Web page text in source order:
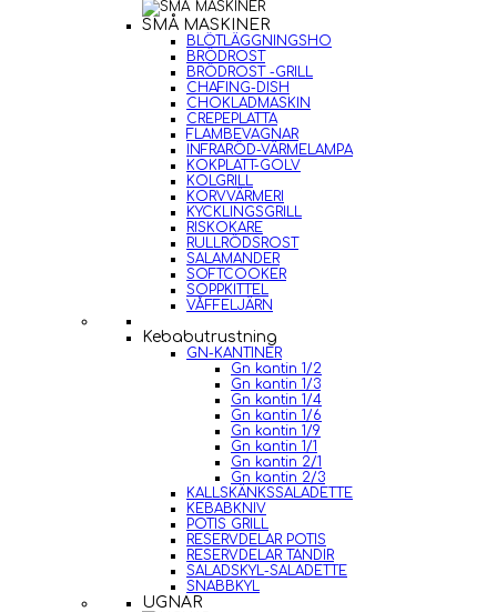
SMÅ MASKINER
BLÖTLÄGGNINGSHO
BRÖDROST
BRÖDROST -GRILL
CHAFING-DISH
CHOKLADMASKIN
CREPEPLATTA
FLAMBEVAGNAR
INFRARÖD-VÄRMELAMPA
KOKPLATT-GOLV
KOLGRILL
KORVVÄRMERI
KYCKLINGSGRILL
RISKOKARE
RULLRÖDSROST
SALAMANDER
SOFTCOOKER
SOPPKITTEL
VÅFFELJÄRN
Kebabutrustning
GN-KANTINER
Gn kantin 1/2
Gn kantin 1/3
Gn kantin 1/4
Gn kantin 1/6
Gn kantin 1/9
Gn kantin 1/1
Gn kantin 2/1
Gn kantin 2/3
KALLSKÄNKSSALADETTE
KEBABKNIV
POTIS GRILL
RESERVDELAR POTIS
RESERVDELAR TANDIR
SALADSKYL-SALADETTE
SNABBKYL
UGNAR